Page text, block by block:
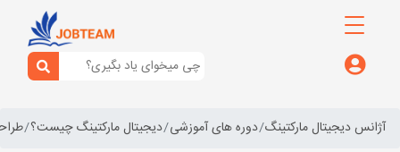
آژانس دیجیتال مارکتینگ دوره های آموزشی دیجیتال مارکتینگ چیست؟